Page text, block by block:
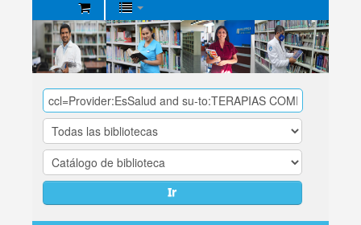
Biblioteca
Central
EsSalud
Ir